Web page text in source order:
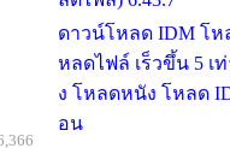
ดาวน์โหลด IDM โหล
หลดไฟล์ เร็วขึ้น 5 เ
ง โหลดหนัง โหลด
อน